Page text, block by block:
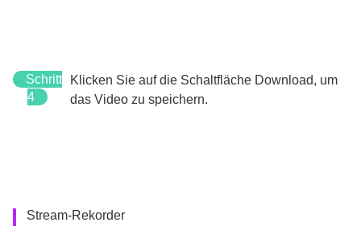
Schritt
4
Klicken Sie auf die Schaltfläche Download, um
das Video zu speichern.
Stream-Rekorder